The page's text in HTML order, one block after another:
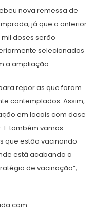
nova remessa de
já que a anterior
doses serão
selecionados
a ampliação.
repor as que foram
contemplados. Assim,
em locais com dose
E também vamos
que estão vacinando
está acabando a
de vacinação”,
com